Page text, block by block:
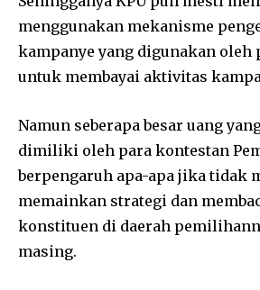
menggunakan mekanisme
kampanye yang digunakan oleh
untuk membayai aktivitas
Namun seberapa besar uang
dimiliki oleh para kontestan
berpengaruh apa-apa jika tidak
memainkan strategi dan
konstituen di daerah
masing.